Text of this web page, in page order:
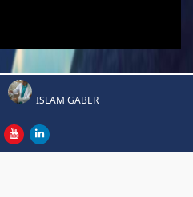
ISLAM GABER